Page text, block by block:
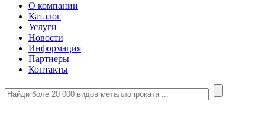
О компании
Каталог
Услуги
Новости
Информация
Партнеры
Контакты